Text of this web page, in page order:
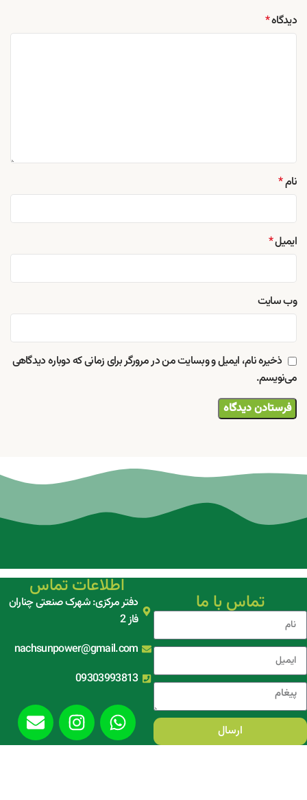
دیدگاه*
نام*
ایمیل*
وب‌ سایت
ذخیره نام، ایمیل و وبسایت من در مرورگر برای زمانی که دوباره دیدگاهی
می‌نویسم.
تماس با ما
ارسال
اطلاعات تماس
دفتر مرکزی: شهرک صنعتی چناران
فاز 2
nachsunpower@gmail.com
09303993813